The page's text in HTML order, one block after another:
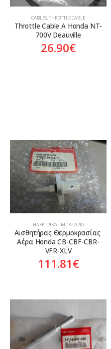
CABLES THROTTLE CABLE
Throttle Cable A Honda NT-
700V Deauville
26.90€
ΗΛΕΚΤΡΙΚΆ - ΜΠΑΤΑΡΊΑ
Αισθητήρας Θερμοκρασίας
Αέρα Honda CB-CBF-CBR-
VFR-XLV
111.81€